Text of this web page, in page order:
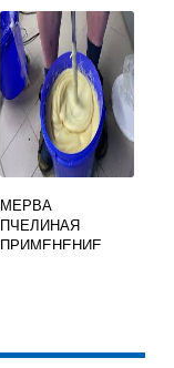
МЕРВА
ПЧЕЛИНАЯ
ПРИМЕНЕНИЕ